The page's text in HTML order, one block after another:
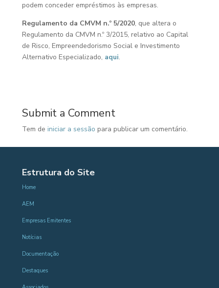
podem conceder empréstimos às empresas.
Regulamento da CMVM n.º 5/2020, que altera o
Regulamento da CMVM n.º 3/2015, relativo ao Capital
de Risco, Empreendedorismo Social e Investimento
Alternativo Especializado, aqui.
Submit a Comment
Tem de iniciar a sessão para publicar um comentário.
Estrutura do Site
Home
AEM
Empresas Emitentes
Notícias
Documentação
Destaques